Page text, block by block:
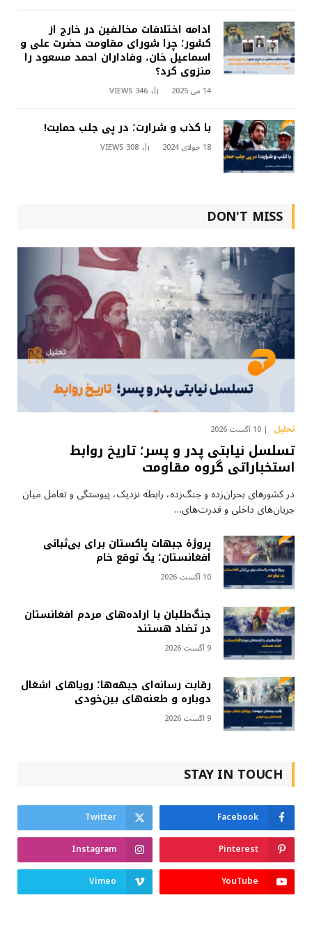
ادامه اختلافات مخالفین در خارج از
کشور؛ چرا شورای مقاومت حضرت علی و
اسماعیل خان، وفاداران احمد مسعود را
منزوی کرد؟
14 می 2025 346
VIEWS
با کذب و شرارت؛ در پی جلب حمایت!
18 جولای 2024 308
VIEWS
DON'T MISS
تحلیل 10 آگست 2026
تسلسل نیابتی پدر و پسر؛ تاریخ روابط
استخباراتی گروه مقاومت
در کشورهای بحران‌زده و جنگ‌زده، رابطه نزدیک، پیوستگی و تعامل میان
جریان‌های داخلی و قدرت‌های…
پروژهٔ جبهات پاکستان برای بی‌ثباتی
افغانستان؛ یک توقع خام
10 آگست 2026
جنگ‌طلبان با اراده‌های مردم افغانستان
در تضاد هستند
9 آگست 2026
رقابت رسانه‌ای جبهه‌ها؛ رویاهای اشغال
دوباره و طعنه‌های بین‌خودی
9 آگست 2026
STAY IN TOUCH
Facebook
Twitter
Pinterest
Instagram
YouTube
Vimeo